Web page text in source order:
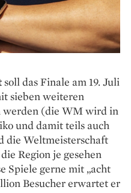
soll das Finale am 19. Juli
sieben weiteren
werden (die WM wird in
und damit teils auch
die Weltmeisterschaft
Region je gesehen
Spiele gerne mit „acht
Besucher erwartet er